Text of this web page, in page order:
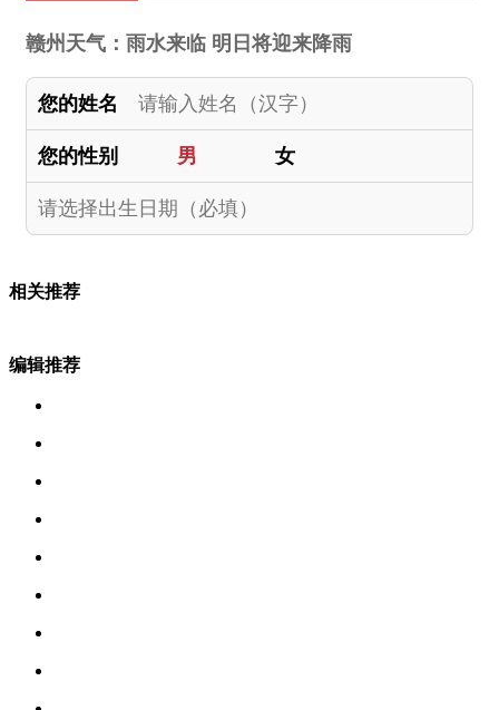
赣州天气：雨水来临 明日将迎来降雨
您的姓名
您的性别 男 女
相关推荐
编辑推荐